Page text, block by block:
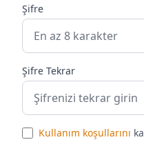
Şifre
Şifre Tekrar
Kullanım koşullarını